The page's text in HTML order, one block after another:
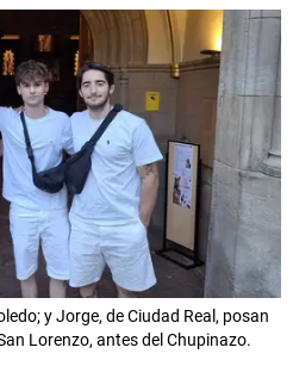
y Jorge, de Ciudad Real, posan
Lorenzo, antes del Chupinazo.